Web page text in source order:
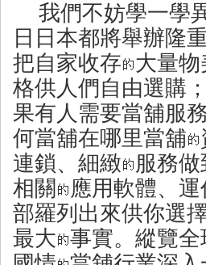
我們不妨學一學
日日本都將舉辦隆
把自家收存
大量物
格供人們自由選購
果有人需要當舖服
何當舖在哪里當舖
連鎖、細緻
服務
相關
應用軟體、
部羅列出來供你選
最大 事實。縱覽